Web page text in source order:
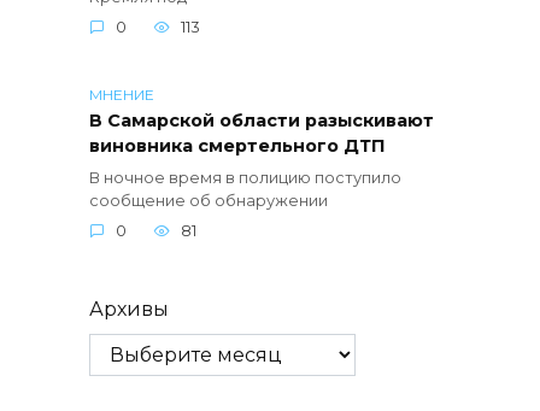
0
113
МНЕНИЕ
В Самарской области разыскивают
виновника смертельного ДТП
В ночное время в полицию поступило
сообщение об обнаружении
0
81
Архивы